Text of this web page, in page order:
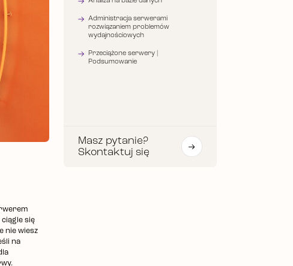
Administracja serwerami
rozwiązaniem problemów
wydajnościowych
Przeciążone serwery |
Podsumowanie
Masz pytanie?
Skontaktuj się
się
nie wiesz
na